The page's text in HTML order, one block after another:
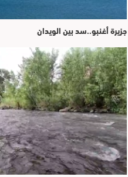
جزيرة أغنبو..سد بين الويدان